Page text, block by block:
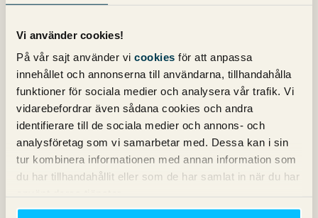
Vi använder cookies!
På vår sajt använder vi cookies för att anpassa
innehållet och annonserna till användarna, tillhandahålla
funktioner för sociala medier och analysera vår trafik. Vi
vidarebefordrar även sådana cookies och andra
identifierare till de sociala medier och annons- och
analysföretag som vi samarbetar med. Dessa kan i sin
tur kombinera informationen med annan information som
du har tillhandahållit eller som de har samlat in när du har